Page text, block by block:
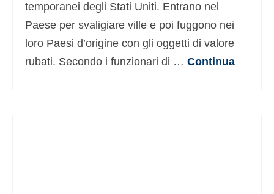
temporanei degli Stati Uniti. Entrano nel
Paese per svaligiare ville e poi fuggono nei
loro Paesi d’origine con gli oggetti di valore
rubati. Secondo i funzionari di … Continua